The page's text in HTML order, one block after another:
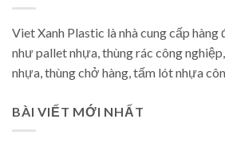
Viet Xanh Plastic là nhà cung cấp hàng
như pallet nhựa, thùng rác công
nhựa, thùng chở hàng, tấm lót nhựa
BÀI VIẾT MỚI NHẤT